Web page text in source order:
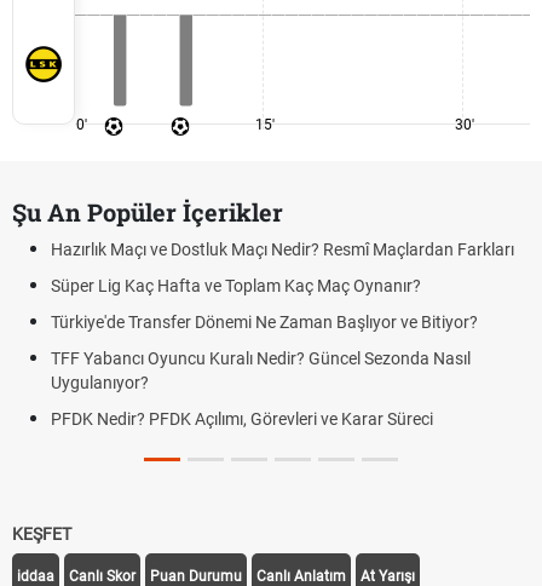
0' 15' 30'
Şu An Popüler İçerikler
Hazırlık Maçı ve Dostluk Maçı Nedir? Resmî Maçlardan Farkları
Süper Lig Kaç Hafta ve Toplam Kaç Maç Oynanır?
Türkiye'de Transfer Dönemi Ne Zaman Başlıyor ve Bitiyor?
TFF Yabancı Oyuncu Kuralı Nedir? Güncel Sezonda Nasıl
Uygulanıyor?
PFDK Nedir? PFDK Açılımı, Görevleri ve Karar Süreci
KEŞFET
iddaa Canlı Skor Puan Durumu Canlı Anlatım At Yarışı